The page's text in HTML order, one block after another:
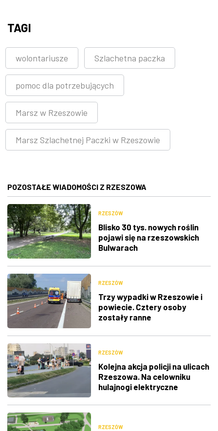
TAGI
wolontariusze Szlachetna paczka
pomoc dla potrzebujących
Marsz w Rzeszowie
Marsz Szlachetnej Paczki w Rzeszowie
POZOSTAŁE WIADOMOŚCI Z RZESZOWA
RZESZÓW
Blisko 30 tys. nowych roślin
pojawi się na rzeszowskich
Bulwarach
RZESZÓW
Trzy wypadki w Rzeszowie i
powiecie. Cztery osoby
zostały ranne
RZESZÓW
Kolejna akcja policji na ulicach
Rzeszowa. Na celowniku
hulajnogi elektryczne
RZESZÓW